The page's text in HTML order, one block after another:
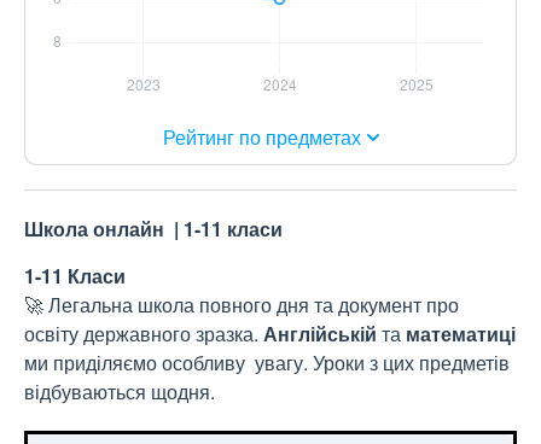
Рейтинг по предметах
Школа онлайн | 1-11 класи
1-11 Класи
🚀 Легальна школа повного дня та документ про
освіту державного зразка. Англійській та математиці
ми приділяємо особливу увагу. Уроки з цих предметів
відбуваються щодня.